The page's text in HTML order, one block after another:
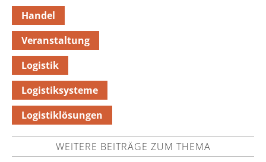
Handel
Veranstaltung
Logistik
Logistiksysteme
Logistiklösungen
WEITERE BEITRÄGE ZUM THEMA